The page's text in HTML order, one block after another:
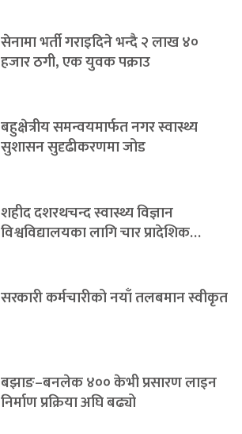
सेनामा भर्ती गराइदिने भन्दै २ लाख ४०
हजार ठगी, एक युवक पक्राउ
बहुक्षेत्रीय समन्वयमार्फत नगर स्वास्थ्य
सुशासन सुदृढीकरणमा जोड
शहीद दशरथचन्द स्वास्थ्य विज्ञान
विश्वविद्यालयका लागि चार प्रादेशिक…
सरकारी कर्मचारीको नयाँ तलबमान स्वीकृत
बझाङ–बनलेक ४०० केभी प्रसारण लाइन
निर्माण प्रक्रिया अघि बढ्यो